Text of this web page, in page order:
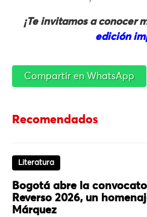
¡Te invitamos a conocer
edición
Compartir en WhatsApp
Recomendados
Literatura
Bogotá abre la
Reverso 2026, un
Márquez